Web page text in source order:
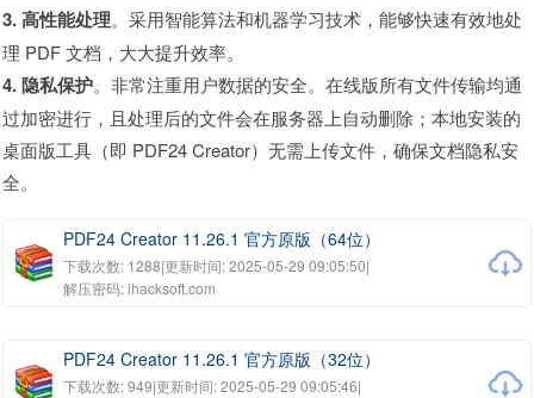
3. 高性能处理。采用智能算法和机器学习技术，能够快速有效地处
理 PDF 文档，大大提升效率。
4. 隐私保护。非常注重用户数据的安全。在线版所有文件传输均通
过加密进行，且处理后的文件会在服务器上自动删除；本地安装的
桌面版工具（即 PDF24 Creator）无需上传文件，确保文档隐私安
全。
PDF24 Creator 11.26.1 官方原版（64位）
下载次数: 1288|更新时间: 2025-05-29 09:05:50|
解压密码: ihacksoft.com
PDF24 Creator 11.26.1 官方原版（32位）
下载次数: 949|更新时间: 2025-05-29 09:05:46|